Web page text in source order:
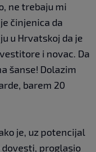
ne trebaju mi
činjenica da
u Hrvatskoj da je
i novac. Da
šanse! Dolazim
barem 20
je, uz potencijal
proglasio